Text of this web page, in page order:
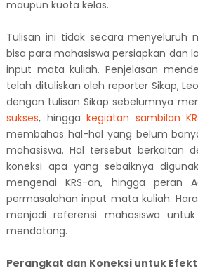
maupun kuota kelas.
Tulisan ini tidak secara menyeluruh
bisa para mahasiswa persiapkan dan
input mata kuliah. Penjelasan
telah dituliskan oleh reporter Sikap,
dengan tulisan Sikap sebelumnya
sukses, hinggakegiatan sambilan
membahas hal-hal yang belum
mahasiswa. Hal tersebut berkaitan
koneksi apa yang sebaiknya
mengenai KRS-an, hingga peran
permasalahan input mata kuliah.
menjadi referensi mahasiswa
mendatang.
Perangkat dan Koneksi untuk